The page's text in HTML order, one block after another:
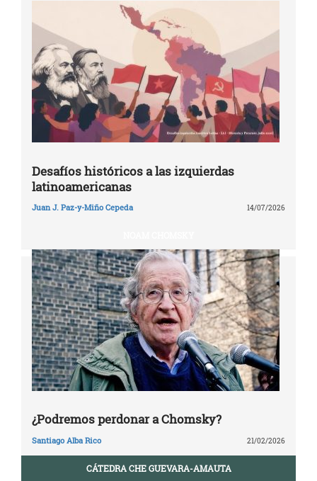
Desafíos históricos a las izquierdas
latinoamericanas
Juan J. Paz-y-Miño Cepeda 14/07/2026
¿Podremos perdonar a Chomsky?
Santiago Alba Rico 21/02/2026
CÁTEDRA CHE GUEVARA-AMAUTA